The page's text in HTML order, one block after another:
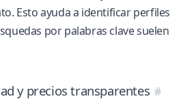
Esto ayuda a identificar perfiles
por palabras clave suelen
y precios transparentes